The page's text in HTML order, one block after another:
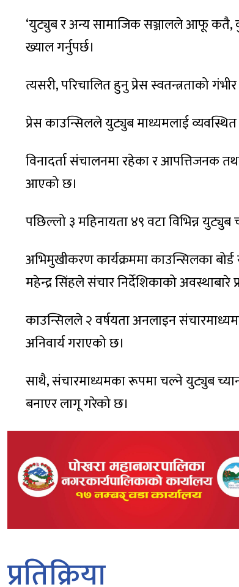
‘युट्युब र अन्य सामाजिक सञ्जालले आफू कतै,
ख्याल गर्नुपर्छ।
त्यसरी, परिचालित हुनु प्रेस स्वतन्त्रताको
प्रेस काउन्सिलले युट्युब माध्यमलाई
विनादर्ता संचालनमा रहेका र आपत्तिजनक
आएको छ।
पछिल्लो ३ महिनायता ४९ वटा विभिन्न
अभिमुखीकरण कार्यक्रममा काउन्सिलका
महेन्द्र सिंहले संचार निर्देशिकाको अवस्थाबारे
काउन्सिलले २ वर्षयता अनलाइन
अनिवार्य गराएको छ।
साथै, संचारमाध्यमका रूपमा चल्ने युट्युब
बनाएर लागू गरेको छ।
प्रतिक्रिया